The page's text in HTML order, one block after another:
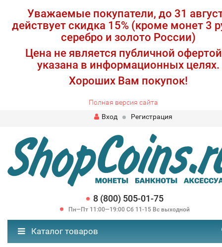
Уважаемые покупатели, до 31
действует скидка 15% (кроме монет 3
серебро и золото России)
Цена не является публичной
указана в информационных целях.
Хороших Вам покупок!
Полная версия сайта
Вход
Регистрация
8 (800) 505-01-75
Пн—Пт 11:00—19:00 Сб 11-15 Вс выходной
Каталог товаров